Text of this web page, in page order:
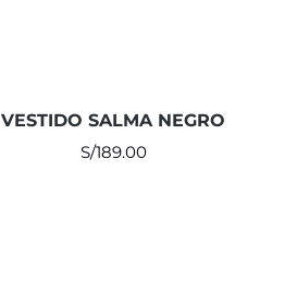
VESTIDO SALMA NEGRO
S/189.00